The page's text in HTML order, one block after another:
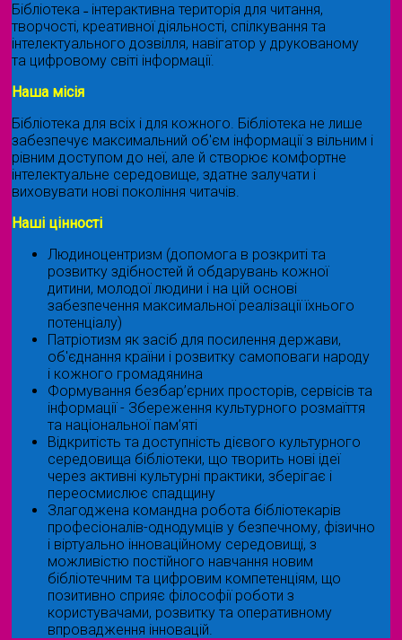
Бібліотека ˗ інтерактивна територія для читання,
творчості, креативної діяльності, спілкування та
інтелектуального дозвілля, навігатор у друкованому
та цифровому світі інформації.
Наша місія
Бібліотека для всіх і для кожного. Бібліотека не лише
забезпечує максимальний об'єм інформації з вільним і
рівним доступом до неї, але й створює комфортне
інтелектуальне середовище, здатне залучати і
виховувати нові покоління читачів.
Наші цінності
Людиноцентризм (допомога в розкриті та
розвитку здібностей й обдарувань кожної
дитини, молодої людини і на цій основі
забезпечення максимальної реалізації їхнього
потенціалу)
Патріотизм як засіб для посилення держави,
об'єднання країни і розвитку самоповаги народу
і кожного громадянина
Формування безбар’єрних просторів, сервісів та
інформації - Збереження культурного розмаїття
та національної пам’яті
Відкритість та доступність дієвого культурного
середовища бібліотеки, що творить нові ідеї
через активні культурні практики, зберігає і
переосмислює спадщину
Злагоджена командна робота бібліотекарів
професіоналів-однодумців у безпечному, фізично
і віртуально інноваційному середовищі, з
можливістю постійного навчання новим
бібліотечним та цифровим компетенціям, що
позитивно сприяє філософії роботи з
користувачами, розвитку та оперативному
впровадження інновацій.